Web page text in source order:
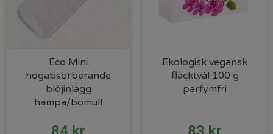
Eco Mini
högabsorberande
blöjinlägg
hampa/bomull
Ekologisk vegansk
fläcktvål 100 g
parfymfri